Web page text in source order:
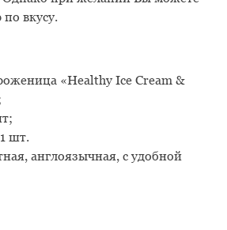
по вкусу.
«Healthy Ice Cream &
шт.
англоязычная, с удобной